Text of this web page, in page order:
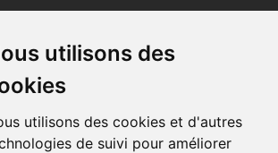
utilisons des
utilisons des cookies et d'autres
de suivi pour améliorer
est une porcherie totale »